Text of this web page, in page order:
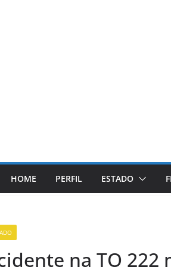
HOME PERFIL ESTADO
na TO 222